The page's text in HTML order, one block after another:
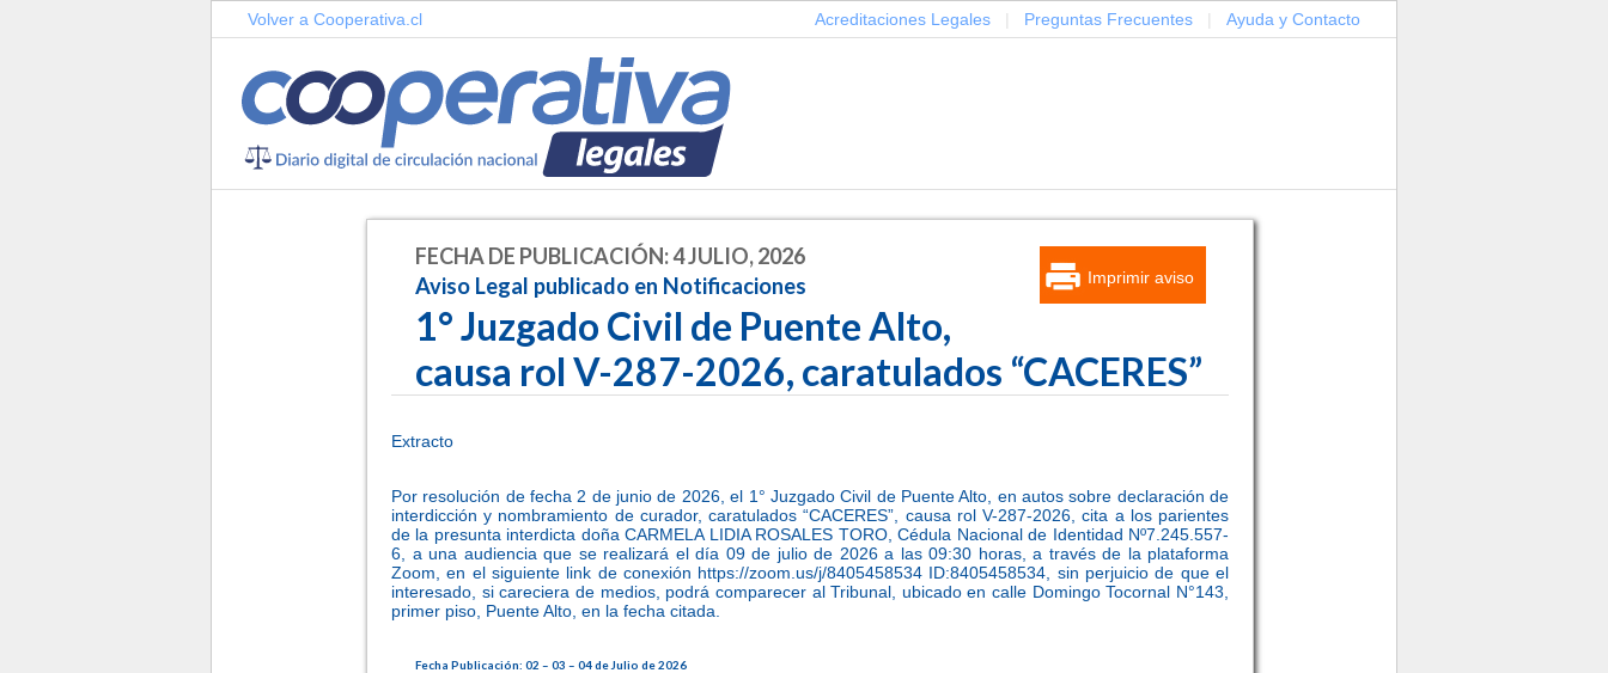
Volver a Cooperativa.cl Acreditaciones Legales Preguntas Frecuentes Ayuda y Contacto
Imprimir aviso
FECHA DE PUBLICACIÓN: 4 JULIO, 2026
Aviso Legal publicado en Notificaciones
1° Juzgado Civil de Puente Alto,
causa rol V-287-2026, caratulados “CACERES”
Extracto
Por resolución de fecha 2 de junio de 2026, el 1° Juzgado Civil de Puente Alto, en autos sobre declaración de
interdicción y nombramiento de curador, caratulados “CACERES”, causa rol V-287-2026, cita a los parientes
de la presunta interdicta doña CARMELA LIDIA ROSALES TORO, Cédula Nacional de Identidad Nº7.245.557-
6, a una audiencia que se realizará el día 09 de julio de 2026 a las 09:30 horas, a través de la plataforma
Zoom, en el siguiente link de conexión https://zoom.us/j/8405458534 ID:8405458534, sin perjuicio de que el
interesado, si careciera de medios, podrá comparecer al Tribunal, ubicado en calle Domingo Tocornal N°143,
primer piso, Puente Alto, en la fecha citada.
Fecha Publicación: 02 – 03 – 04 de Julio de 2026